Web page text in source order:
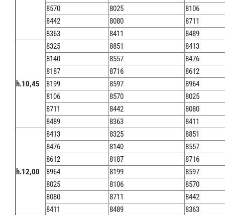
8570
8025
8106
8442
8080
8711
8363
8411 8489
h.10,45
8325 8851
8413
8140
8557
8476
8187
8716
8612
8199
8597
8964
8106
8570
8025
8711
8442
8080
8489
8363 8411
h.12,00
8413 8325
8851
8476
8140
8557
8612
8187
8716
8964
8199
8597
8025
8106
8570
8080
8711
8442
8411
8489 8363